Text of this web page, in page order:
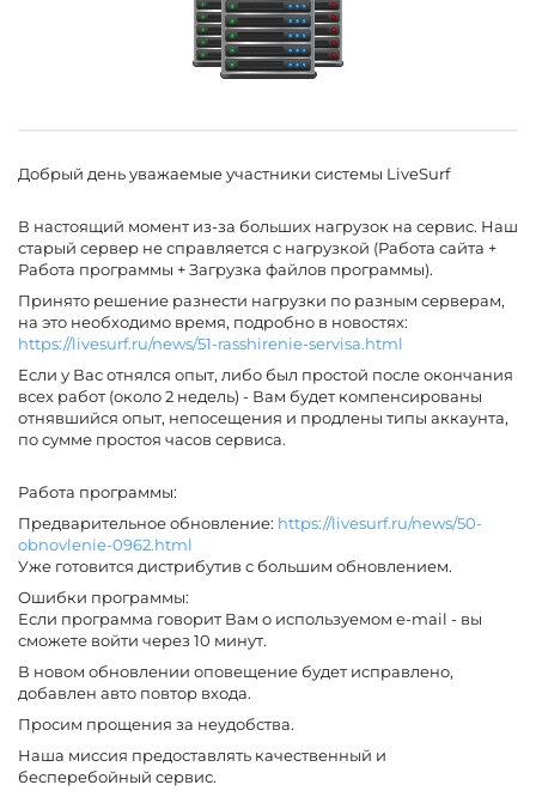
Добрый день уважаемые участники системы LiveSurf
В настоящий момент из-за больших нагрузок на сервис. Наш
старый сервер не справляется с нагрузкой (Работа сайта +
Работа программы + Загрузка файлов программы).
Принято решение разнести нагрузки по разным серверам,
на это необходимо время, подробно в новостях:
https://livesurf.ru/news/51-rasshirenie-servisa.html
Если у Вас отнялся опыт, либо был простой после окончания
всех работ (около 2 недель) - Вам будет компенсированы
отнявшийся опыт, непосещения и продлены типы аккаунта,
по сумме простоя часов сервиса.
Работа программы:
Предварительное обновление: https://livesurf.ru/news/50-
obnovlenie-0962.html
Уже готовится дистрибутив с большим обновлением.
Ошибки программы:
Если программа говорит Вам о используемом e-mail - вы
сможете войти через 10 минут.
В новом обновлении оповещение будет исправлено,
добавлен авто повтор входа.
Просим прощения за неудобства.
Наша миссия предоставлять качественный и
бесперебойный сервис.